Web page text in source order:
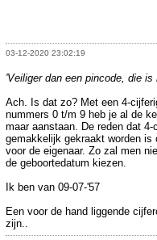
03-12-2020 23:02:19
'Veiliger dan een pincode, die
Ach. Is dat zo? Met een 4-
nummers 0 t/m 9 heb je al de
maar aanstaan. De reden dat
gemakkelijk gekraakt worden
voor de eigenaar. Zo zal men
de geboortedatum kiezen.
Ik ben van 09-07-'57
Een voor de hand liggende
zijn..